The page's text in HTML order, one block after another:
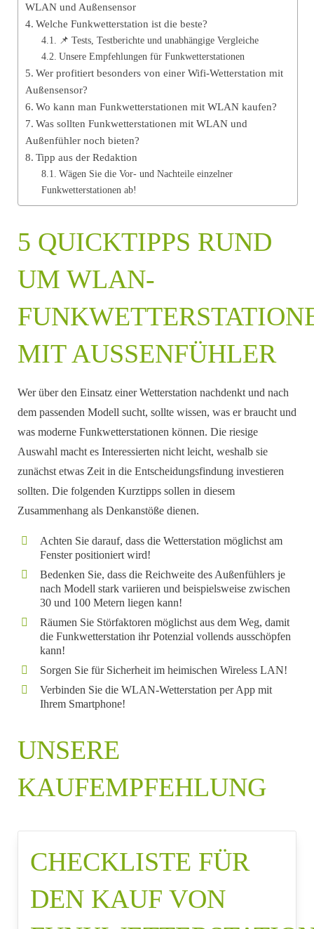
WLAN und Außensensor
Welche Funkwetterstation ist die beste?
📌 Tests, Testberichte und unabhängige Vergleiche
Unsere Empfehlungen für Funkwetterstationen
Wer profitiert besonders von einer Wifi-Wetterstation mit
Außensensor?
Wo kann man Funkwetterstationen mit WLAN kaufen?
Was sollten Funkwetterstationen mit WLAN und
Außenfühler noch bieten?
Tipp aus der Redaktion
Wägen Sie die Vor- und Nachteile einzelner
Funkwetterstationen ab!
5 QUICKTIPPS RUND
UM WLAN-
MIT AUSSENFÜHLER
Wer über den Einsatz einer Wetterstation nachdenkt und nach
dem passenden Modell sucht, sollte wissen, was er braucht und
was moderne Funkwetterstationen können. Die riesige
Auswahl macht es Interessierten nicht leicht, weshalb sie
zunächst etwas Zeit in die Entscheidungsfindung investieren
sollten. Die folgenden Kurztipps sollen in diesem
Zusammenhang als Denkanstöße dienen.
Achten Sie darauf, dass die Wetterstation möglichst am
Fenster positioniert wird!
Bedenken Sie, dass die Reichweite des Außenfühlers je
nach Modell stark variieren und beispielsweise zwischen
30 und 100 Metern liegen kann!
Räumen Sie Störfaktoren möglichst aus dem Weg, damit
die Funkwetterstation ihr Potenzial vollends ausschöpfen
kann!
Sorgen Sie für Sicherheit im heimischen Wireless LAN!
Verbinden Sie die WLAN-Wetterstation per App mit
Ihrem Smartphone!
UNSERE
KAUFEMPFEHLUNG
CHECKLISTE FÜR
DEN KAUF VON